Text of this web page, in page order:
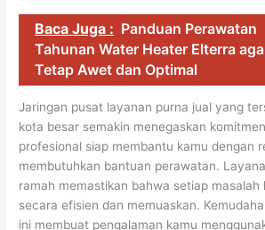
Baca Juga : Panduan Perawatan
Tahunan Water Heater Elterra
Tetap Awet dan Optimal
Jaringan pusat layanan purna jual yang
kota besar semakin menegaskan
profesional siap membantu kamu dengan
membutuhkan bantuan perawatan.
ramah memastikan bahwa setiap masalah
secara efisien dan memuaskan.
ini membuat pengalaman kamu